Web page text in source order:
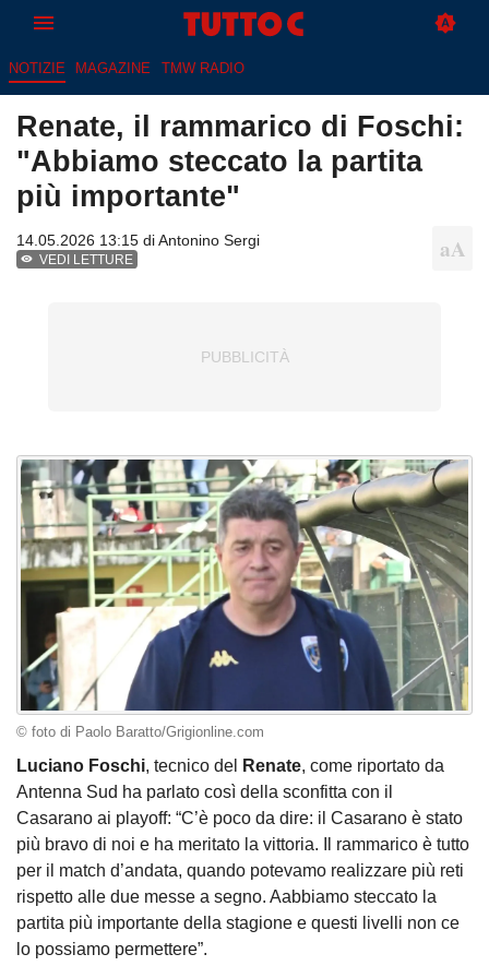
NOTIZIE MAGAZINE TMW RADIO
Renate, il rammarico di Foschi:
"Abbiamo steccato la partita
più importante"
14.05.2026 13:15 diAntonino Sergi
VEDI LETTURE
© foto di Paolo Baratto/Grigionline.com
Luciano Foschi, tecnico del Renate, come riportato da
Antenna Sud ha parlato così della sconfitta con il
Casarano ai playoff: “C’è poco da dire: il Casarano è stato
più bravo di noi e ha meritato la vittoria.
Il rammarico è tutto
per il match d’andata, quando potevamo realizzare più reti
rispetto alle due messe a segno. Aabbiamo steccato la
partita più importante della stagione e questi livelli non ce
lo possiamo permettere”.